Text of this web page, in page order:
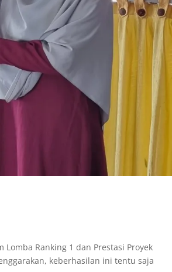
Lomba Ranking 1 dan Prestasi Proyek
keberhasilan ini tentu saja